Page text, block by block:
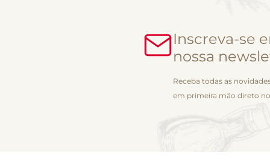
Inscreva-se
nossa
Receba todas as
em primeira mão direto